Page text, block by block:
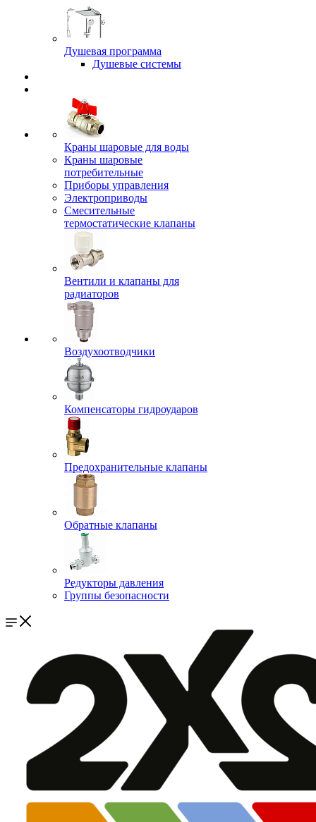
Душевая программа
Душевые системы
Краны шаровые для воды
Краны шаровые
потребительные
Приборы управления
Электроприводы
Смесительные
термостатические клапаны
Вентили и клапаны для
радиаторов
Воздухоотводчики
Компенсаторы гидроударов
Предохранительные клапаны
Обратные клапаны
Редукторы давления
Группы безопасности